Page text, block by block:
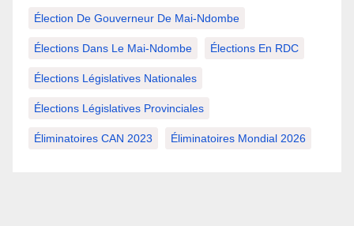
Élection De Gouverneur De Mai-Ndombe
Élections Dans Le Mai-Ndombe Élections En RDC
Élections Législatives Nationales
Élections Législatives Provinciales
Éliminatoires CAN 2023 Éliminatoires Mondial 2026